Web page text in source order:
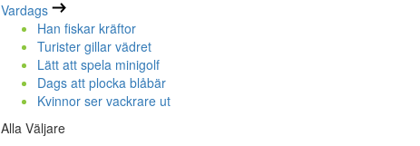
Vardags
Han fiskar kräftor
Turister gillar vädret
Lätt att spela minigolf
Dags att plocka blåbär
Kvinnor ser vackrare ut
Alla Väljare